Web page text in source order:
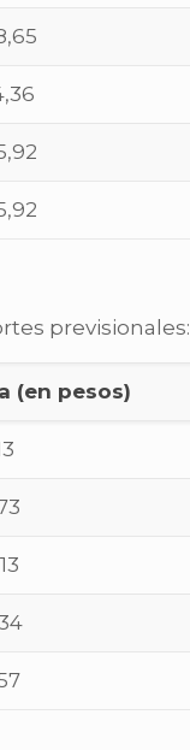
previsionales:
(en pesos)